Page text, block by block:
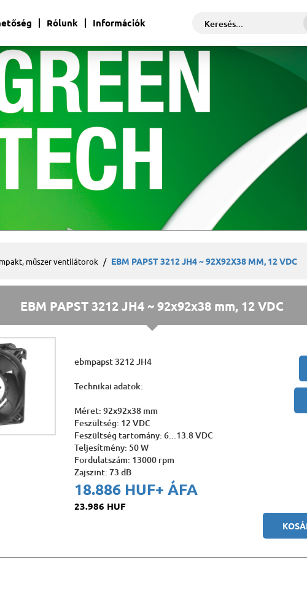
Rólunk Információk
műszer ventilátorok EBM PAPST 3212 JH4 ~ 92X92X38 MM, 12 VDC
EBM PAPST 3212 JH4 ~ 92x92x38 mm, 12 VDC
ebmpapst 3212 JH4
Technikai adatok:
Méret: 92x92x38 mm
Feszültség: 12 VDC
Feszültség tartomány: 6...13.8 VDC
Teljesítmény: 50 W
Fordulatszám: 13000 rpm
Zajszint: 73 dB
18.886 HUF+ ÁFA
23.986 HUF